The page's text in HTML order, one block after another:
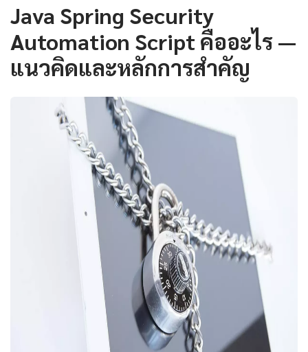
Java Spring Security
Automation Script คืออะไร —
แนวคิดและหลักการสำคัญ